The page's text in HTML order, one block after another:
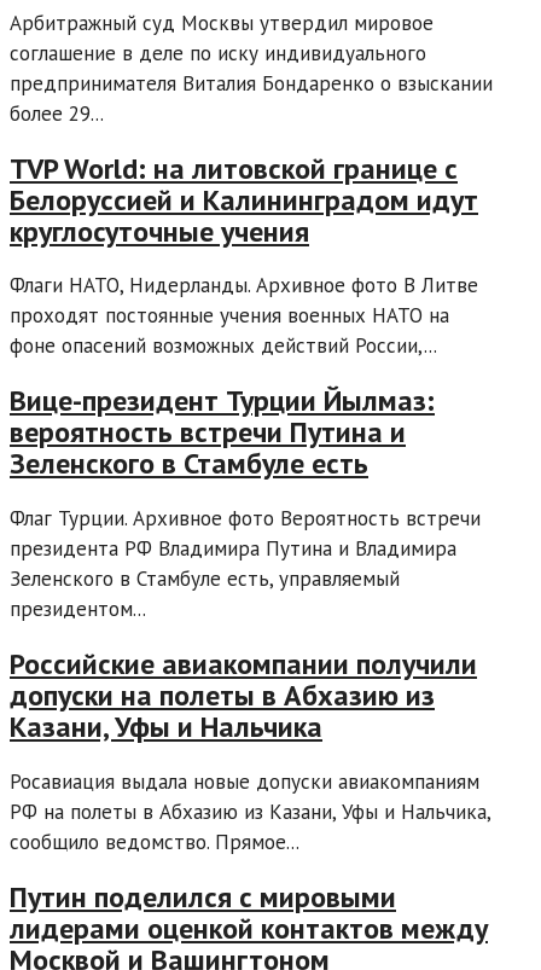
Арбитражный суд Москвы утвердил мировое
соглашение в деле по иску индивидуального
предпринимателя Виталия Бондаренко о взыскании
более 29...
TVP World: на литовской границе с
Белоруссией и Калининградом идут
круглосуточные учения
Флаги НАТО, Нидерланды. Архивное фото В Литве
проходят постоянные учения военных НАТО на
фоне опасений возможных действий России,...
Вице-президент Турции Йылмаз:
вероятность встречи Путина и
Зеленского в Стамбуле есть
Флаг Турции. Архивное фото Вероятность встречи
президента РФ Владимира Путина и Владимира
Зеленского в Стамбуле есть, управляемый
президентом...
Российские авиакомпании получили
допуски на полеты в Абхазию из
Казани, Уфы и Нальчика
Росавиация выдала новые допуски авиакомпаниям
РФ на полеты в Абхазию из Казани, Уфы и Нальчика,
сообщило ведомство. Прямое...
Путин поделился с мировыми
лидерами оценкой контактов между
Москвой и Вашингтоном